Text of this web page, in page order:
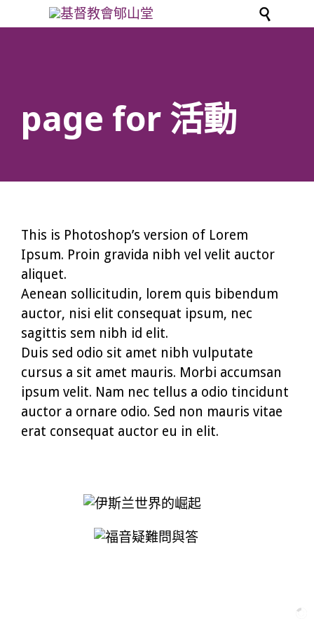

page for 活動
This is Photoshop’s version of Lorem
Ipsum. Proin gravida nibh vel velit auctor
aliquet.
Aenean sollicitudin, lorem quis bibendum
auctor, nisi elit consequat ipsum, nec
sagittis sem nibh id elit.
Duis sed odio sit amet nibh vulputate
cursus a sit amet mauris. Morbi accumsan
ipsum velit. Nam nec tellus a odio tincidunt
auctor a ornare odio. Sed non mauris vitae
erat consequat auctor eu in elit.